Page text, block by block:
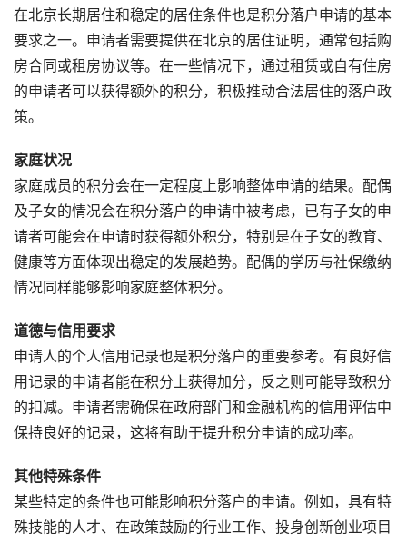
在北京长期居住和稳定的居住条件也是积分落户申请的基本
要求之一。申请者需要提供在北京的居住证明，通常包括购
房合同或租房协议等。在一些情况下，通过租赁或自有住房
的申请者可以获得额外的积分，积极推动合法居住的落户政
策。
家庭状况
家庭成员的积分会在一定程度上影响整体申请的结果。配偶
及子女的情况会在积分落户的申请中被考虑，已有子女的申
请者可能会在申请时获得额外积分，特别是在子女的教育、
健康等方面体现出稳定的发展趋势。配偶的学历与社保缴纳
情况同样能够影响家庭整体积分。
道德与信用要求
申请人的个人信用记录也是积分落户的重要参考。有良好信
用记录的申请者能在积分上获得加分，反之则可能导致积分
的扣减。申请者需确保在政府部门和金融机构的信用评估中
保持良好的记录，这将有助于提升积分申请的成功率。
其他特殊条件
某些特定的条件也可能影响积分落户的申请。例如，具有特
殊技能的人才、在政策鼓励的行业工作、投身创新创业项目